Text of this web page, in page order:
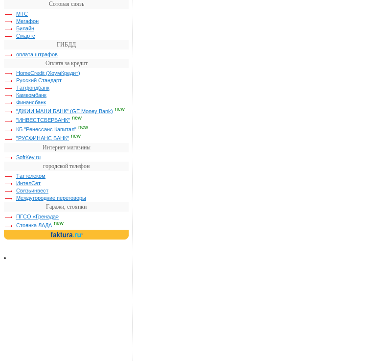
Сотовая связь
МТС
Мегафон
Билайн
Смартс
ГИБДД
оплата штрафов
Оплата за кредит
HomeCredit (ХоумКредит)
Русский Стандарт
Татфондбанк
Камкомбанк
Финансбанк
"ДЖИИ МАНИ БАНК" (GE Money Bank) new
"ИНВЕСТСБЕРБАНК" new
КБ "Ренессанс Капитал" new
"РУСФИНАНС БАНК" new
Интернет магазины
SoftKey.ru
городской телефон
Таттелеком
ИнтелСет
Связьинвест
Междугородние переговоры
Гаражи, стоянки
ПГСО «Гренада»
Стоянка ЛАДА new